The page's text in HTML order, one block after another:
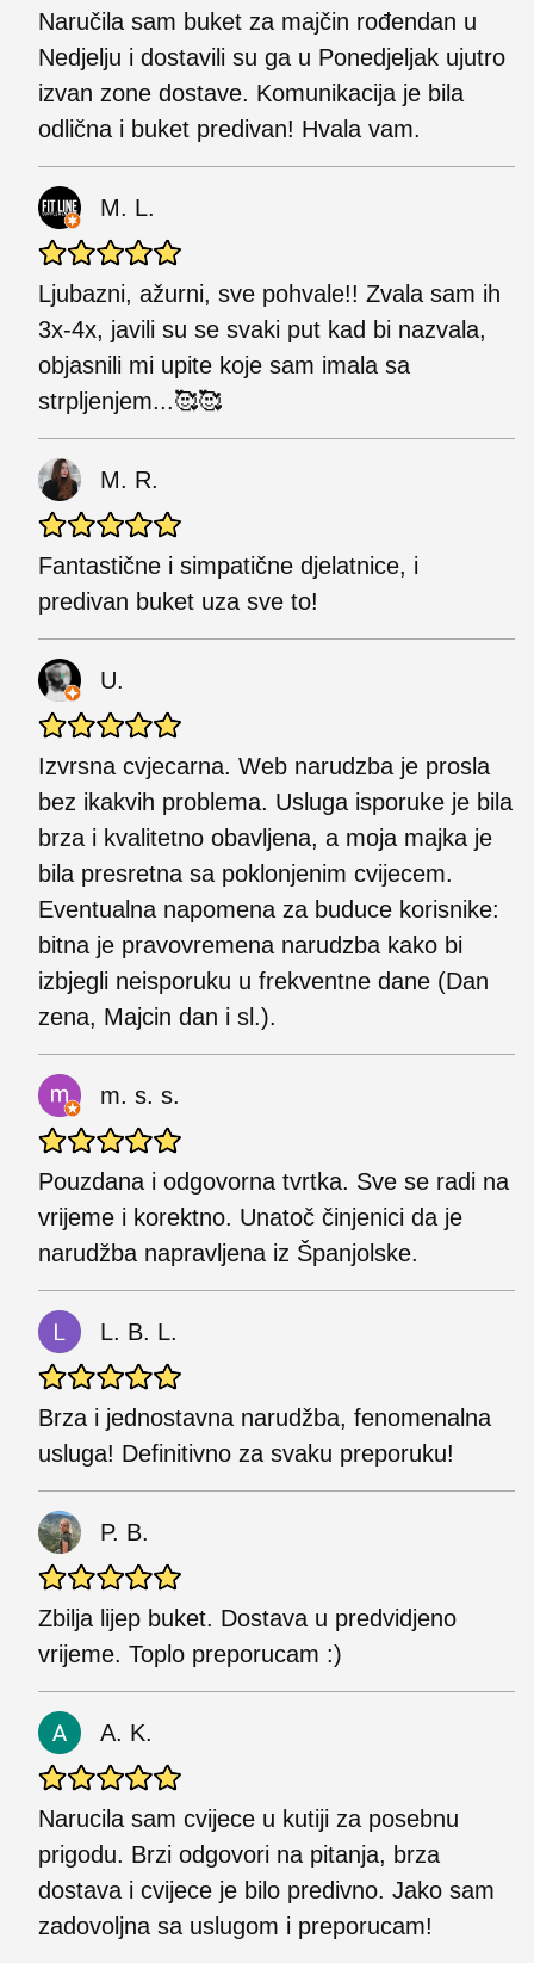
Naručila sam buket za majčin rođendan u
Nedjelju i dostavili su ga u Ponedjeljak ujutro
izvan zone dostave. Komunikacija je bila
odlična i buket predivan! Hvala vam.
M. L.
Ljubazni, ažurni, sve pohvale!! Zvala sam ih
3x-4x, javili su se svaki put kad bi nazvala,
objasnili mi upite koje sam imala sa
strpljenjem...🥰🥰
M. R.
Fantastične i simpatične djelatnice, i
predivan buket uza sve to!
U.
Izvrsna cvjecarna. Web narudzba je prosla
bez ikakvih problema. Usluga isporuke je bila
brza i kvalitetno obavljena, a moja majka je
bila presretna sa poklonjenim cvijecem.
Eventualna napomena za buduce korisnike:
bitna je pravovremena narudzba kako bi
izbjegli neisporuku u frekventne dane (Dan
zena, Majcin dan i sl.).
m. s. s.
Pouzdana i odgovorna tvrtka. Sve se radi na
vrijeme i korektno. Unatoč činjenici da je
narudžba napravljena iz Španjolske.
L. B. L.
Brza i jednostavna narudžba, fenomenalna
usluga! Definitivno za svaku preporuku!
P. B.
Zbilja lijep buket. Dostava u predvidjeno
vrijeme. Toplo preporucam :)
A. K.
Narucila sam cvijece u kutiji za posebnu
prigodu. Brzi odgovori na pitanja, brza
dostava i cvijece je bilo predivno. Jako sam
zadovoljna sa uslugom i preporucam!